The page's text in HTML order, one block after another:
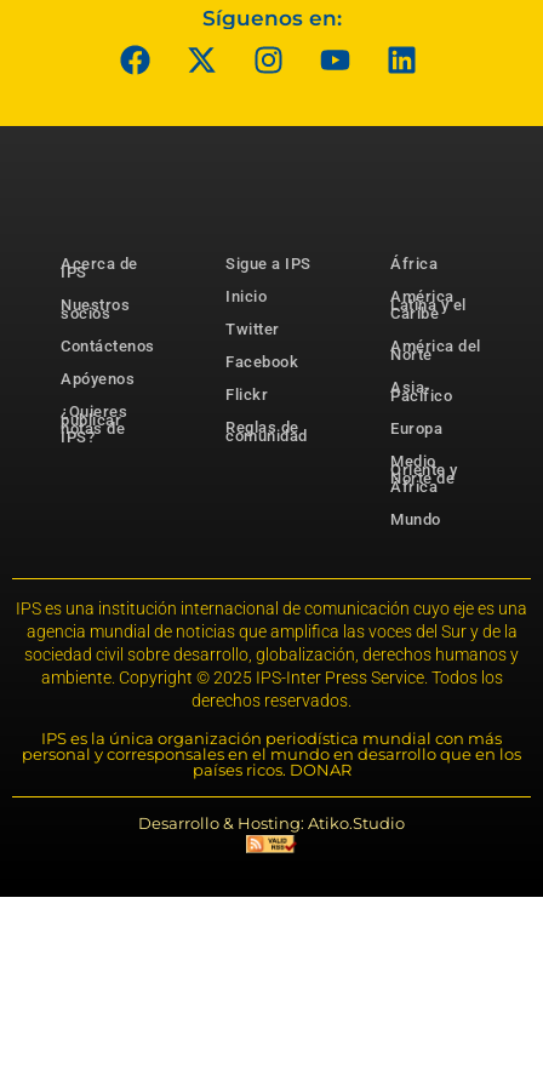
Síguenos en:
Acerca de
IPS
Nuestros
socios
Contáctenos
Apóyenos
¿Quieres
publicar
notas de
IPS?
Sigue a IPS
Inicio
Twitter
Facebook
Flickr
Reglas de
comunidad
África
América
Latina y el
Caribe
América del
Norte
Asia-
Pacífico
Europa
Medio
Oriente y
Norte de
África
Mundo
IPS es una institución internacional de comunicación cuyo eje es una
agencia mundial de noticias que amplifica las voces del Sur y de la
sociedad civil sobre desarrollo, globalización, derechos humanos y
ambiente. Copyright © 2025 IPS-Inter Press Service. Todos los
derechos reservados.
IPS es la única organización periodística mundial con más
personal y corresponsales en el mundo en desarrollo que en los
países ricos. DONAR
Desarrollo & Hosting: Atiko.Studio